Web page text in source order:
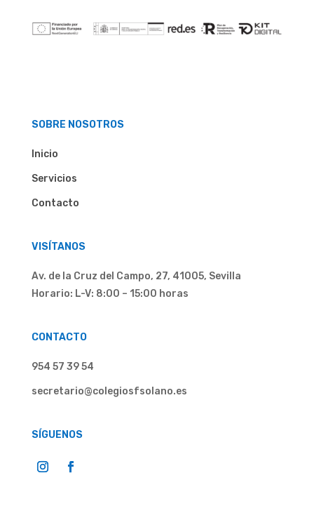
SOBRE NOSOTROS
Inicio
Servicios
Contacto
VISÍTANOS
Av. de la Cruz del Campo, 27, 41005, Sevilla
Horario: L-V: 8:00 – 15:00 horas
CONTACTO
954 57 39 54
secretario@colegiosfsolano.es
SÍGUENOS